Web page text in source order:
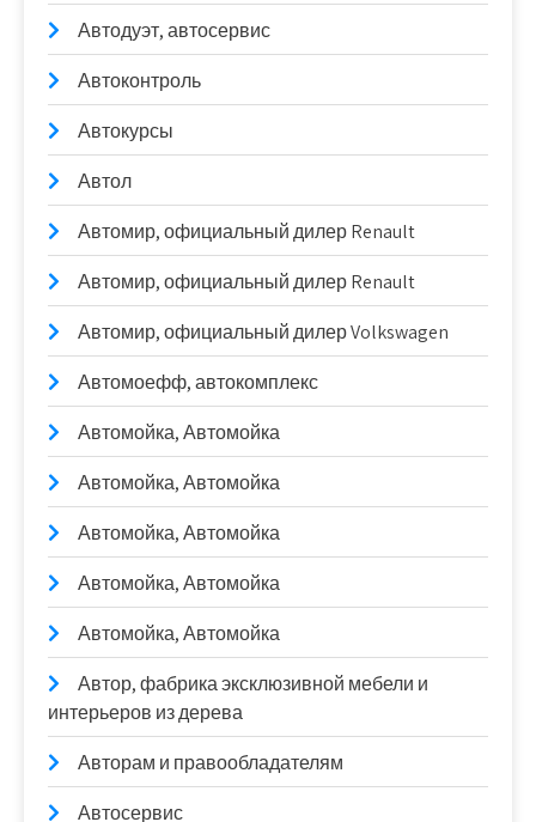
Автодуэт, автосервис
Автоконтроль
Автокурсы
Автол
Автомир, официальный дилер Renault
Автомир, официальный дилер Renault
Автомир, официальный дилер Volkswagen
Автомоефф, автокомплекс
Автомойка, Автомойка
Автомойка, Автомойка
Автомойка, Автомойка
Автомойка, Автомойка
Автомойка, Автомойка
Автор, фабрика эксклюзивной мебели и
интерьеров из дерева
Авторам и правообладателям
Автосервис